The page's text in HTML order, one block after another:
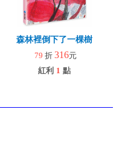
森林裡倒下了一棵樹
79 折 316元
紅利 1 點